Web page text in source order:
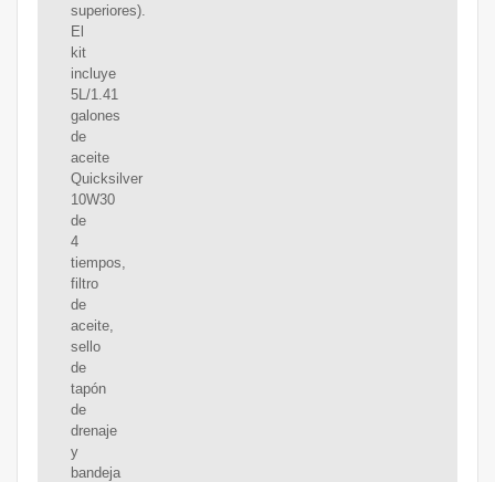
superiores).
El
kit
incluye
5L/1.41
galones
de
aceite
Quicksilver
10W30
de
4
tiempos,
filtro
de
aceite,
sello
de
tapón
de
drenaje
y
bandeja